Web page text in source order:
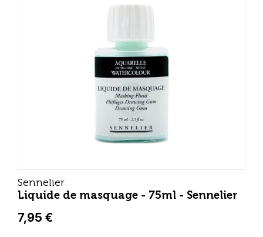
Sennelier
Liquide de masquage - 75ml - Sennelier
7,95 €